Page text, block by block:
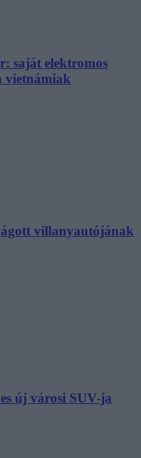
saját elektromos
vietnámiak
villanyautójának
új városi SUV-ja